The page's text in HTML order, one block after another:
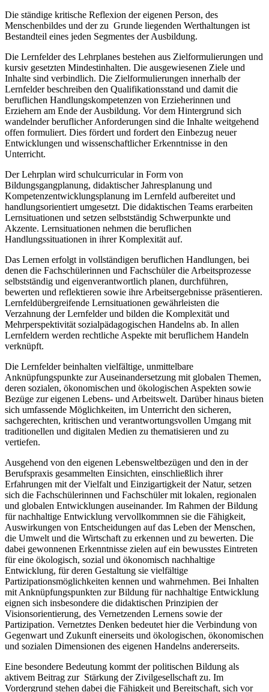
Die ständige kritische Reflexion der eigenen Person, des
Menschenbildes und der zu Grunde liegenden Werthaltungen ist
Bestandteil eines jeden Segmentes der Ausbildung.
Die Lernfelder des Lehrplanes bestehen aus Zielformulierungen und
kursiv gesetzten Mindestinhalten. Die ausgewiesenen Ziele und
Inhalte sind verbindlich. Die Zielformulierungen innerhalb der
Lernfelder beschreiben den Qualifikationsstand und damit die
beruflichen Handlungskompetenzen von Erzieherinnen und
Erziehern am Ende der Ausbildung. Vor dem Hintergrund sich
wandelnder beruflicher Anforderungen sind die Inhalte weitgehend
offen formuliert. Dies fördert und fordert den Einbezug neuer
Entwicklungen und wissenschaftlicher Erkenntnisse in den
Unterricht.
Der Lehrplan wird schulcurricular in Form von
Bildungsgangplanung, didaktischer Jahresplanung und
Kompetenzentwicklungsplanung im Lernfeld aufbereitet und
handlungsorientiert umgesetzt. Die didaktischen Teams erarbeiten
Lernsituationen und setzen selbstständig Schwerpunkte und
Akzente. Lernsituationen nehmen die beruflichen
Handlungssituationen in ihrer Komplexität auf.
Das Lernen erfolgt in vollständigen beruflichen Handlungen, bei
denen die Fachschülerinnen und Fachschüler die Arbeitsprozesse
selbstständig und eigenverantwortlich planen, durchführen,
bewerten und reflektieren sowie ihre Arbeitsergebnisse präsentieren.
Lernfeldübergreifende Lernsituationen gewährleisten die
Verzahnung der Lernfelder und bilden die Komplexität und
Mehrperspektivität sozialpädagogischen Handelns ab. In allen
Lernfeldern werden rechtliche Aspekte mit beruflichem Handeln
verknüpft.
Die Lernfelder beinhalten vielfältige, unmittelbare
Anknüpfungspunkte zur Auseinandersetzung mit globalen Themen,
deren sozialen, ökonomischen und ökologischen Aspekten sowie
Bezüge zur eigenen Lebens- und Arbeitswelt. Darüber hinaus bieten
sich umfassende Möglichkeiten, im Unterricht den sicheren,
sachgerechten, kritischen und verantwortungsvollen Umgang mit
traditionellen und digitalen Medien zu thematisieren und zu
vertiefen.
Ausgehend von den eigenen Lebensweltbezügen und den in der
Berufspraxis gesammelten Einsichten, einschließlich ihrer
Erfahrungen mit der Vielfalt und Einzigartigkeit der Natur, setzen
sich die Fachschülerinnen und Fachschüler mit lokalen, regionalen
und globalen Entwicklungen auseinander. Im Rahmen der Bildung
für nachhaltige Entwicklung vervollkommnen sie die Fähigkeit,
Auswirkungen von Entscheidungen auf das Leben der Menschen,
die Umwelt und die Wirtschaft zu erkennen und zu bewerten. Die
dabei gewonnenen Erkenntnisse zielen auf ein bewusstes Eintreten
für eine ökologisch, sozial und ökonomisch nachhaltige
Entwicklung, für deren Gestaltung sie vielfältige
Partizipationsmöglichkeiten kennen und wahrnehmen. Bei Inhalten
mit Anknüpfungspunkten zur Bildung für nachhaltige Entwicklung
eignen sich insbesondere die didaktischen Prinzipien der
Visionsorientierung, des Vernetzenden Lernens sowie der
Partizipation. Vernetztes Denken bedeutet hier die Verbindung von
Gegenwart und Zukunft einerseits und ökologischen, ökonomischen
und sozialen Dimensionen des eigenen Handelns andererseits.
Eine besondere Bedeutung kommt der politischen Bildung als
aktivem Beitrag zur Stärkung der Zivilgesellschaft zu. Im
Vordergrund stehen dabei die Fähigkeit und Bereitschaft, sich vor